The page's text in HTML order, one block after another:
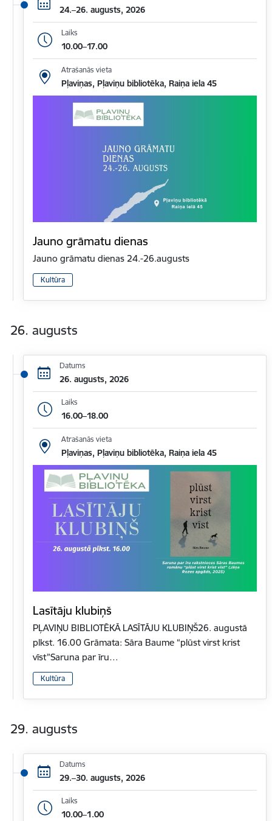
24.–26. augusts, 2026
Laiks
10.00–17.00
Atrašanās vieta
Pļaviņas, Pļaviņu bibliotēka, Raiņa iela 45
Jauno grāmatu dienas
Jauno grāmatu dienas 24.-26.augusts
Kultūra
26. augusts
Datums
26. augusts, 2026
Laiks
16.00–18.00
Atrašanās vieta
Pļaviņas, Pļaviņu bibliotēka, Raiņa iela 45
Lasītāju klubiņš
PĻAVIŅU BIBLIOTĒKĀ LASĪTĀJU KLUBIŅŠ26. augustā
plkst. 16.00 Grāmata: Sāra Baume “plūst virst krist
vīst”Saruna par īru…
Kultūra
29. augusts
Datums
29.–30. augusts, 2026
Laiks
10.00–1.00